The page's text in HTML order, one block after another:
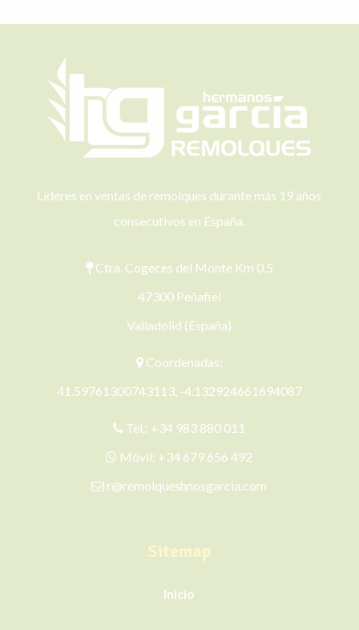
Líderes en ventas de remolques durante más 19 años
consecutivos en España.
Ctra. Cogeces del Monte Km 0,5
47300 Peñafiel
Valladolid (España)
Coordenadas:
41.59761300743113, -4.132924661694087
Tel.: +34 983 880 011
Móvil: +34 679 656 492
r@remolqueshnosgarcia.com
Sitemap
Inicio